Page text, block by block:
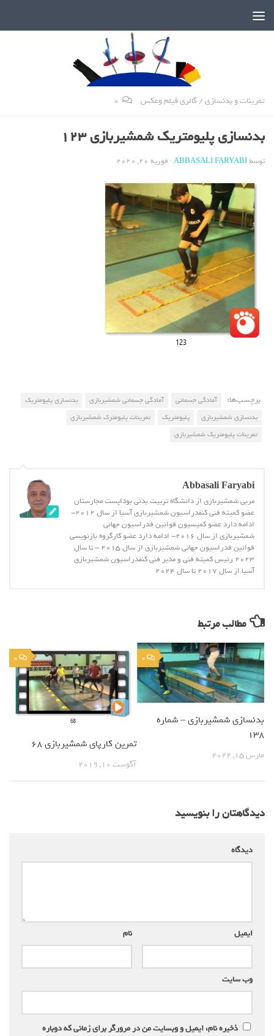
تمرینات و بدنسازی/ گالری فیلم وعکس 0
بدنسازی پلیومتریک شمشیربازی 123
توسطABBASALI FARYABI
· فوریه 20, 2020
برچسب‌ها: آمادگی جسمانی آمادگی جسمانی شمشیربازی
بدنسازی پلیومتریک
بدنسازی شمشیربازی
پلیومتریک
تمرینات پلیومترک شمشیربازی
تمرینات پلیومتریک شمشیربازی
Abbasali Faryabi
مربی شمشیربازی از دانشگاه تربیت بدنی بوداپست مجارستان
عضو کمیته فنی کنفدراسیون شمشیربازی آسیا از سال 2012-
ادامه دارد عضو کمیسیون قوانین فدراسیون جهانی
شمشیربازی از سال 2016- ادامه دارد عضو کارگروه بازنویسی
قوانین فدراسیون جهانی شمشیربازی از سال 2015 - تا سال
2023 رئیس کمیته فنی و مدیر فنی کنفدراسیون شمشیربازی
آسیا از سال 2017 تا سال 2024
مطالب مرتبط
0
بدنسازی شمشیربازی – شماره
138
مارس 15, 2022
0
تمرین کارپای شمشیربازی 68
آگوست 10, 2019
دیدگاهتان را بنویسید
دیدگاه
نام ایمیل
وب‌ سایت
ذخیره نام، ایمیل و وبسایت من در مرورگر برای زمانی که دوباره